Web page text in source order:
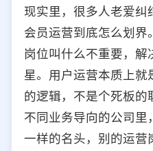
现实里，很多人老爱纠
会员运营到底怎么划界
岗位叫什么不重要，
星。用户运营本质上就
的逻辑，不是个死板的
不同业务导向的公司里
一样的名头，别的运营